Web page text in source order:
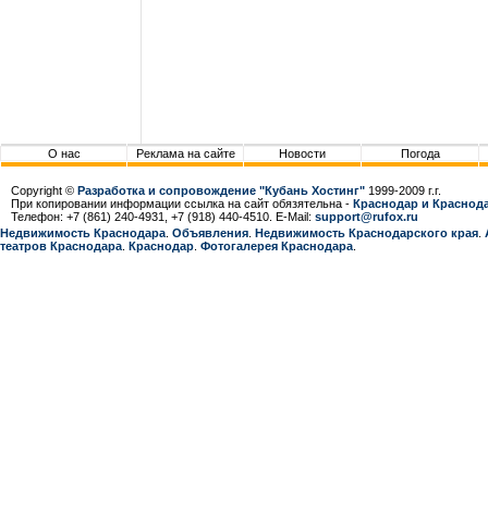
О нас Реклама на сайте Новости Погода
Copyright © Разработка и сопровождение "Кубань Хостинг" 1999-2009 г.г.
При копировании информации ссылка на сайт обязятельна - Краснодар и
Телефон: +7 (861) 240-4931, +7 (918) 440-4510. E-Mail: support@rufox.ru
Недвижимость Краснодара Объявления Недвижимость Краснодарcкого края
театров Краснодара Краснодар Фотогалерея Краснодара